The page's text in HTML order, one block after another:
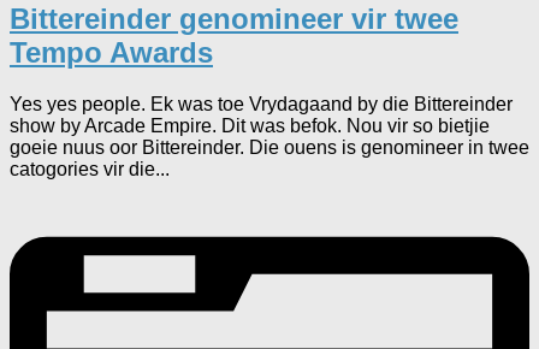
Bittereinder genomineer vir twee
Tempo Awards
Yes yes people. Ek was toe Vrydagaand by die Bittereinder
show by Arcade Empire. Dit was befok. Nou vir so bietjie
goeie nuus oor Bittereinder. Die ouens is genomineer in twee
catogories vir die...